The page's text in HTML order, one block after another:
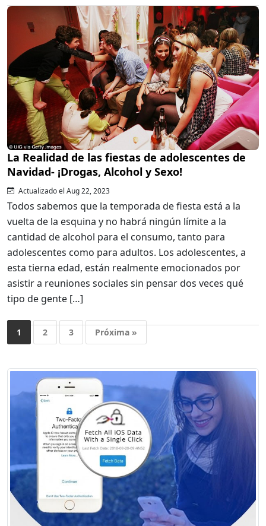
La Realidad de las fiestas de adolescentes de
Navidad- ¡Drogas, Alcohol y Sexo!
Actualizado el Aug 22, 2023
Todos sabemos que la temporada de fiesta está a la
vuelta de la esquina y no habrá ningún límite a la
cantidad de alcohol para el consumo, tanto para
adolescentes como para adultos. Los adolescentes, a
esta tierna edad, están realmente emocionados por
asistir a reuniones sociales sin pensar dos veces qué
tipo de gente […]
1 2 3 Próxima »